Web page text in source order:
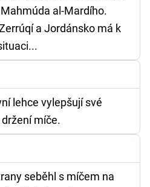
al-Mardího.
a Jordánsko má k
lehce vylepšují své
míče.
seběhl s míčem na